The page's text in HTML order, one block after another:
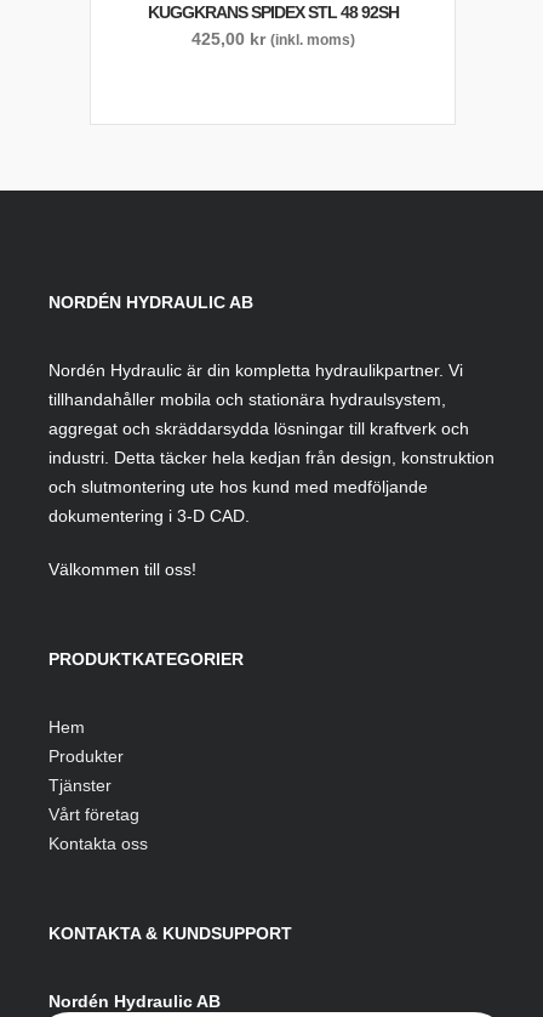
KUGGKRANS SPIDEX STL 48 92SH
425,00 kr (inkl. moms)
NORDÉN HYDRAULIC AB
Nordén Hydraulic är din kompletta hydraulikpartner. Vi
tillhandahåller mobila och stationära hydraulsystem,
aggregat och skräddarsydda lösningar till kraftverk och
industri. Detta täcker hela kedjan från design, konstruktion
och slutmontering ute hos kund med medföljande
dokumentering i 3-D CAD.
Välkommen till oss!
PRODUKTKATEGORIER
Hem
Produkter
Tjänster
Vårt företag
Kontakta oss
KONTAKTA & KUNDSUPPORT
Nordén Hydraulic AB